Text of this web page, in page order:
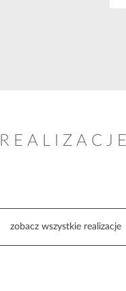
REALIZACJE
zobacz wszystkie realizacje